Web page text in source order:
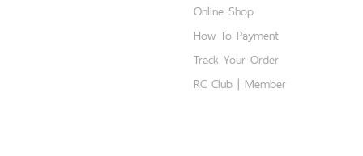
Online Shop
How To Payment
Track Your Order
RC Club | Member